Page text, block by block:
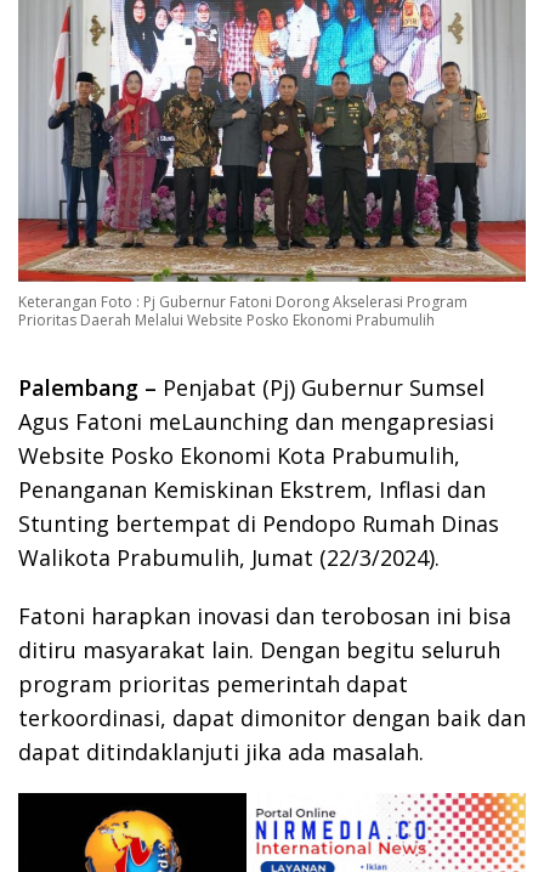
Keterangan Foto : Pj Gubernur Fatoni Dorong Akselerasi Program
Prioritas Daerah Melalui Website Posko Ekonomi Prabumulih
Palembang – Penjabat (Pj) Gubernur Sumsel
Agus Fatoni meLaunching dan mengapresiasi
Website Posko Ekonomi Kota Prabumulih,
Penanganan Kemiskinan Ekstrem, Inflasi dan
Stunting bertempat di Pendopo Rumah Dinas
Walikota Prabumulih, Jumat (22/3/2024).
Fatoni harapkan inovasi dan terobosan ini bisa
ditiru masyarakat lain. Dengan begitu seluruh
program prioritas pemerintah dapat
terkoordinasi, dapat dimonitor dengan baik dan
dapat ditindaklanjuti jika ada masalah.